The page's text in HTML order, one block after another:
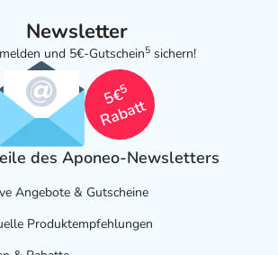
Newsletter
und 5€-Gutschein5 sichern!
5€
5
Rabatt
des Aponeo-Newsletters
Angebote & Gutscheine
Produktempfehlungen